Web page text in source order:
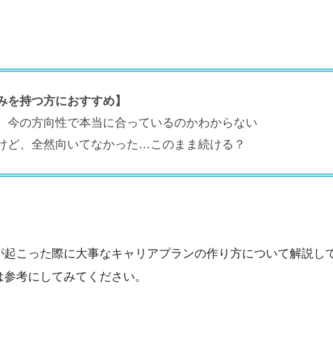
を持つ方におすすめ】
今の方向性で本当に合っているのかわからない
ど、全然向いてなかった…このまま続ける？
こった際に大事なキャリアプランの作り方について解説し
考にしてみてください。